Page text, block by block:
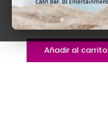
$180.00
FEDERALAñadir al carrito